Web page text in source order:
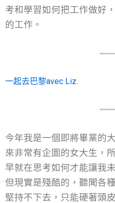
考和學習如何把工作做好
的工作。
一起去巴黎avec Liz.
今年我是一個即將畢業的
來非常有企圖的女大生，
早就在思考如何才能讓我
但現實是殘酷的，聽聞各
堅持不下去，只能硬著頭